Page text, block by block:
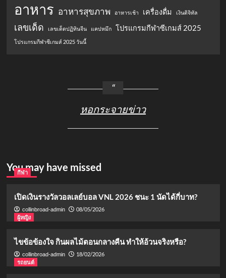
อาหาร อาหารสุขภาพ อาหารเช้า เครื่องดื่ม เงินดิจิทัล
เลขเด็ด เลขเด็ดปฏิทินจีน แคปหมึก โปรแกรมกีฬาซีเกมส์ 2025
โปรแกรมกีฬาซีเกมส์ 2025 วันนี้
หอกระจายข่าว
You may have missed
กีฬา
เปิดเงินรางวัลวอลเลย์บอล VNL 2026 ชนะ 1 นัดได้กี่บาท?
collinbroad-admin
08/05/2026
ผู้หญิง
ไขข้อข้องใจ กินผลไม้ตอนกลางคืน ทำให้อ้วนจริงหรือ?
collinbroad-admin
18/02/2026
รถยนต์